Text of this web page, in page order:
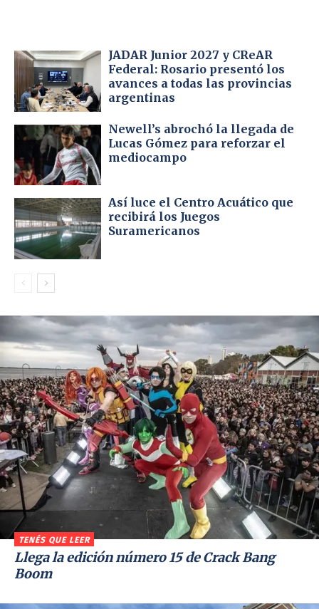
JADAR Junior 2027 y CReAR
Federal: Rosario presentó los
avances a todas las provincias
argentinas
Newell’s abrochó la llegada de
Lucas Gómez para reforzar el
mediocampo
Así luce el Centro Acuático que
recibirá los Juegos
Suramericanos
TENÉS QUE LEER
Llega la edición número 15 de Crack Bang
Boom